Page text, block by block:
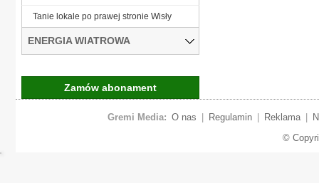
Tanie lokale po prawej stronie Wisły
ENERGIA WIATROWA
Zamów abonament
Gremi Media: O nas Regulamin Reklama
©